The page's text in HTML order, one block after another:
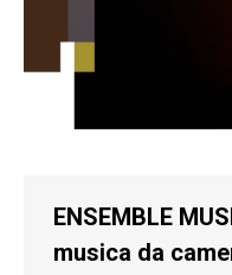
ENSEMBLE
musica da